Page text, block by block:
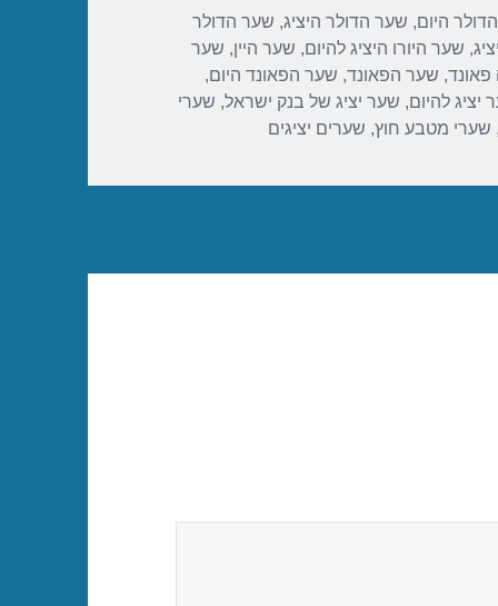
היום, שער הדולר היציג, שער הדולר
, שער היורו היציג להיום, שער היין, שער
, שער הפאונד, שער הפאונד היום,
יציג להיום, שער יציג של בנק ישראל, שערי
שערי מטבע חוץ, שערים יציגים